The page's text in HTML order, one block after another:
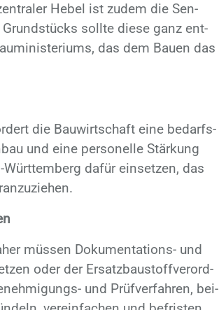
He­bel ist zu­dem die Sen­
Grund­stücks soll­te die­se ganz ent­
das dem Bau­en das
die Bau­wirt­schaft eine be­darfs­
und eine per­so­nel­le Stär­kung
da­für ein­set­zen, das
müs­sen Do­ku­men­ta­ti­ons- und
oder der Er­satz­bau­stoff­ver­ord­
und Prüf­ver­fah­ren, bei­